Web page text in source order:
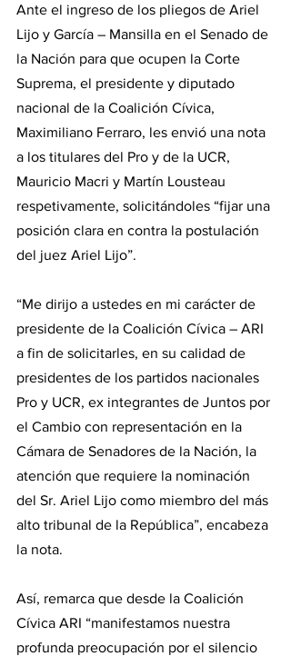
Ante el ingreso de los pliegos de Ariel
Lijo y García – Mansilla en el Senado de
la Nación para que ocupen la Corte
Suprema, el presidente y diputado
nacional de la Coalición Cívica,
Maximiliano Ferraro, les envió una nota
a los titulares del Pro y de la UCR,
Mauricio Macri y Martín Lousteau
respetivamente, solicitándoles “fijar una
posición clara en contra la postulación
del juez Ariel Lijo”.
“Me dirijo a ustedes en mi carácter de
presidente de la Coalición Cívica – ARI
a fin de solicitarles, en su calidad de
presidentes de los partidos nacionales
Pro y UCR, ex integrantes de Juntos por
el Cambio con representación en la
Cámara de Senadores de la Nación, la
atención que requiere la nominación
del Sr. Ariel Lijo como miembro del más
alto tribunal de la República”, encabeza
la nota.
Así, remarca que desde la Coalición
Cívica ARI “manifestamos nuestra
profunda preocupación por el silencio